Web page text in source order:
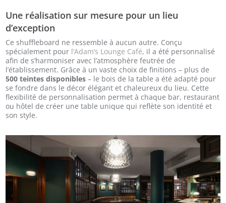
Une réalisation sur mesure pour un lieu
d’exception
Ce shuffleboard ne ressemble à aucun autre. Conçu
spécialement pour l’Adam’s Lounge Café, il a été personnalisé
afin de s’harmoniser avec l’atmosphère feutrée de
l’établissement. Grâce à un vaste choix de finitions – plus de
500 teintes disponibles – le bois de la table a été adapté pour
se fondre dans le décor élégant et chaleureux du lieu. Cette
flexibilité de personnalisation permet à chaque bar, restaurant
ou hôtel de créer une table unique qui reflète son identité et
son style.